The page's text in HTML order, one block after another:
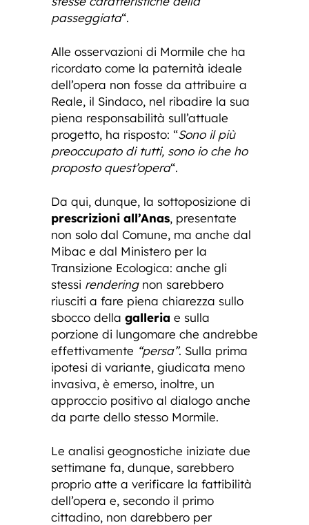
passeggiata“.
Alle osservazioni di Mormile che ha
ricordato come la paternità ideale
dell’opera non fosse da attribuire a
Reale, il Sindaco, nel ribadire la sua
piena responsabilità sull’attuale
progetto, ha risposto: “Sono il più
preoccupato di tutti, sono io che ho
proposto quest’opera“.
Da qui, dunque, la sottoposizione di
prescrizioni all’Anas, presentate
non solo dal Comune, ma anche dal
Mibac e dal Ministero per la
Transizione Ecologica: anche gli
stessi renderingnon sarebbero
riusciti a fare piena chiarezza sullo
sbocco della galleria e sulla
porzione di lungomare che andrebbe
effettivamente “persa”. Sulla prima
ipotesi di variante, giudicata meno
invasiva, è emerso, inoltre, un
approccio positivo al dialogo anche
da parte dello stesso Mormile.
Le analisi geognostiche iniziate due
settimane fa, dunque, sarebbero
proprio atte a verificare la fattibilità
dell’opera e, secondo il primo
cittadino, non darebbero per